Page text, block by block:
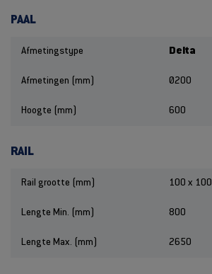
PAAL
Afmetingstype Delta
Afmetingen (mm) Ø200
Hoogte (mm) 600
RAIL
Rail grootte (mm) 100 x 100
Lengte Min. (mm) 800
Lengte Max. (mm) 2650